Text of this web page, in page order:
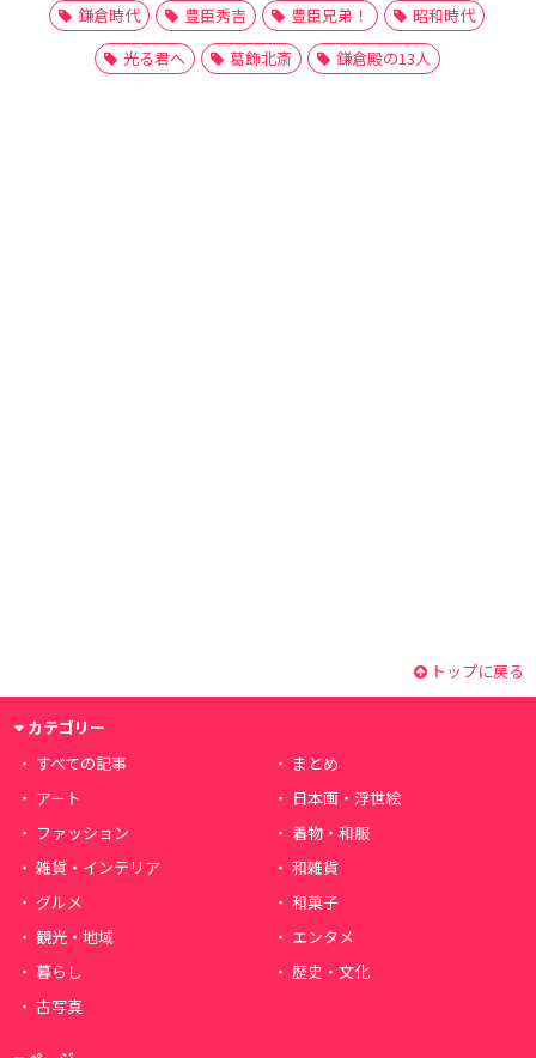
鎌倉時代
豊臣秀吉 豊臣兄弟！
昭和時代
光る君へ
葛飾北斎 鎌倉殿の13人
トップに戻る
カテゴリー
すべての記事
まとめ
アート
日本画・浮世絵
ファッション
着物・和服
雑貨・インテリア
和雑貨
グルメ
和菓子
観光・地域
エンタメ
暮らし
歴史・文化
古写真